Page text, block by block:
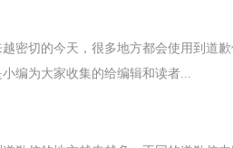
密切的今天，很多地方都会使用到道
编为大家收集的给编辑和读者...